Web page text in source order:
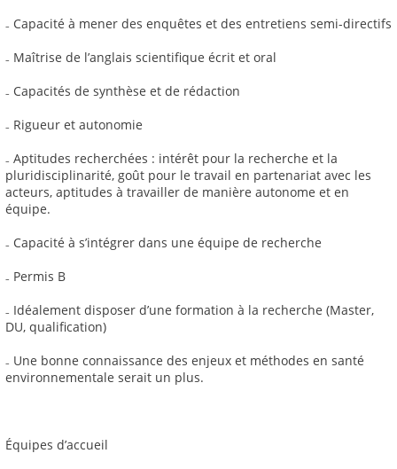
₋ Capacité à mener des enquêtes et des entretiens semi-directifs
₋ Maîtrise de l’anglais scientifique écrit et oral
₋ Capacités de synthèse et de rédaction
₋ Rigueur et autonomie
₋ Aptitudes recherchées : intérêt pour la recherche et la
pluridisciplinarité, goût pour le travail en partenariat avec les
acteurs, aptitudes à travailler de manière autonome et en
équipe.
₋ Capacité à s’intégrer dans une équipe de recherche
₋ Permis B
₋ Idéalement disposer d’une formation à la recherche (Master,
DU, qualification)
₋ Une bonne connaissance des enjeux et méthodes en santé
environnementale serait un plus.
Équipes d’accueil